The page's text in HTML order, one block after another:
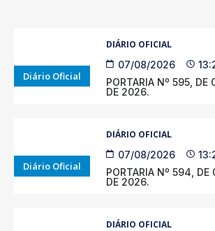
Diário Oficial
DIÁRIO OFICIAL
07/08/2026
PORTARIA Nº 595, DE
DE 2026.
Diário Oficial
DIÁRIO OFICIAL
07/08/2026
PORTARIA Nº 594, DE
DE 2026.
DIÁRIO OFICIAL